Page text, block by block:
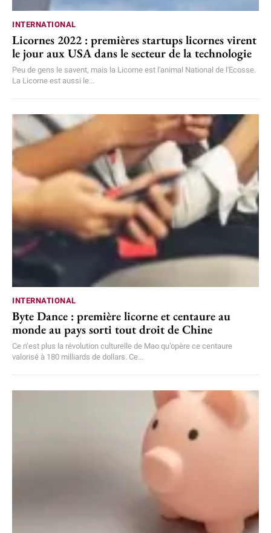
INTERNATIONAL
Licornes 2022 : premières startups licornes virent
le jour aux USA dans le secteur de la technologie
Peu de gens le savent, mais la Licorne est l'animal National de l'Ecosse.
La Licorne est aussi le...
INTERNATIONAL
Byte Dance : première licorne et centaure au
monde au pays sorti tout droit de Chine
Ce n’est plus la révolution culturelle de Mao qu’opère ce centaure
valorisé à 180 milliards de dollars. Ce...